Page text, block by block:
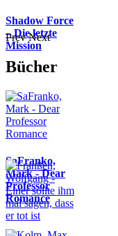
Shadow Force
– Die letzte
Mission
Prev Next
Bücher
SaFranko,
Mark - Dear
Professor
Romance